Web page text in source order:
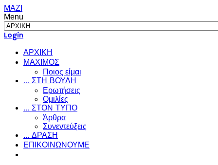
ΜΑΖΙ
Menu
Login
ΑΡΧΙΚΗ
ΜΑΧΙΜΟΣ
Ποιος είμαι
... ΣΤΗ ΒΟΥΛΗ
Ερωτήσεις
Ομιλίες
... ΣΤΟΝ ΤΥΠΟ
Άρθρα
Συνεντεύξεις
... ΔΡΑΣΗ
ΕΠΙΚΟΙΝΩΝΟΥΜΕ